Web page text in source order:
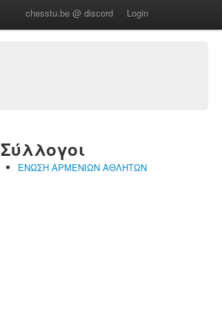
chesstu.be @ discord Login
Σύλλογοι
ΕΝΩΣΗ ΑΡΜΕΝΙΩΝ ΑΘΛΗΤΩΝ